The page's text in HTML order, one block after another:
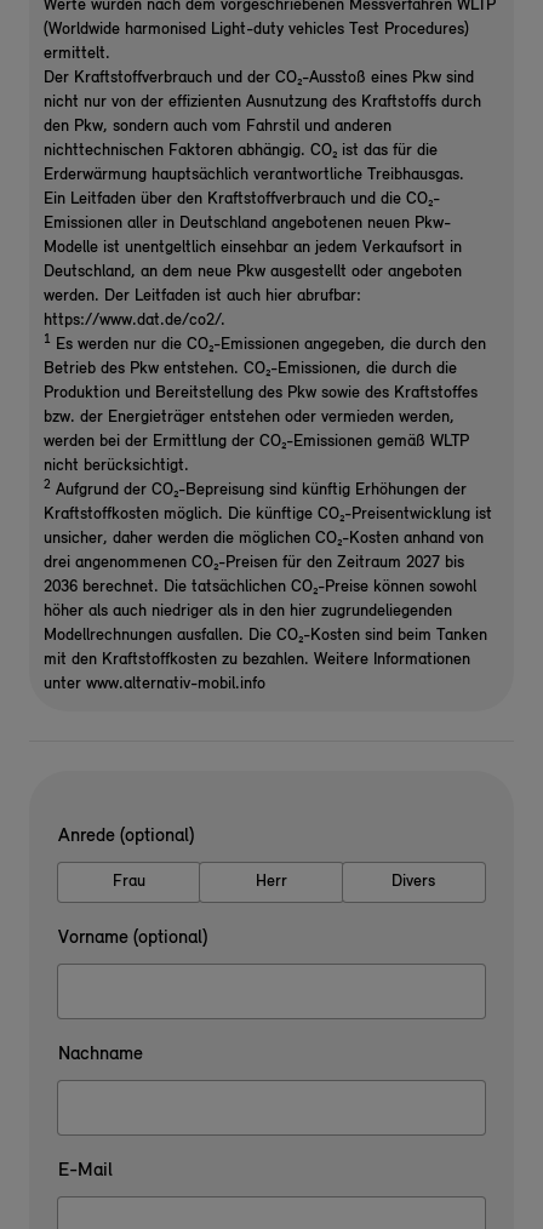
Werte wurden nach dem vorgeschriebenen Messverfahren WLTP
(Worldwide harmonised Light-duty vehicles Test Procedures)
ermittelt.
Der Kraftstoffverbrauch und der CO₂-Ausstoß eines Pkw sind
nicht nur von der effizienten Ausnutzung des Kraftstoffs durch
den Pkw, sondern auch vom Fahrstil und anderen
nichttechnischen Faktoren abhängig. CO₂ ist das für die
Erderwärmung hauptsächlich verantwortliche Treibhausgas.
Ein Leitfaden über den Kraftstoffverbrauch und die CO₂-
Emissionen aller in Deutschland angebotenen neuen Pkw-
Modelle ist unentgeltlich einsehbar an jedem Verkaufsort in
Deutschland, an dem neue Pkw ausgestellt oder angeboten
werden. Der Leitfaden ist auch hier abrufbar:
https://www.dat.de/co2/.
1 Es werden nur die CO₂-Emissionen angegeben, die durch den
Betrieb des Pkw entstehen. CO₂-Emissionen, die durch die
Produktion und Bereitstellung des Pkw sowie des Kraftstoffes
bzw. der Energieträger entstehen oder vermieden werden,
werden bei der Ermittlung der CO₂-Emissionen gemäß WLTP
nicht berücksichtigt.
2 Aufgrund der CO₂-Bepreisung sind künftig Erhöhungen der
Kraftstoffkosten möglich. Die künftige CO₂-Preisentwicklung ist
unsicher, daher werden die möglichen CO₂-Kosten anhand von
drei angenommenen CO₂-Preisen für den Zeitraum 2027 bis
2036 berechnet. Die tatsächlichen CO₂-Preise können sowohl
höher als auch niedriger als in den hier zugrundeliegenden
Modellrechnungen ausfallen. Die CO₂-Kosten sind beim Tanken
mit den Kraftstoffkosten zu bezahlen. Weitere Informationen
unter www.alternativ-mobil.info
Anrede (optional)
Frau Herr Divers
Vorname (optional)
Nachname
E-Mail